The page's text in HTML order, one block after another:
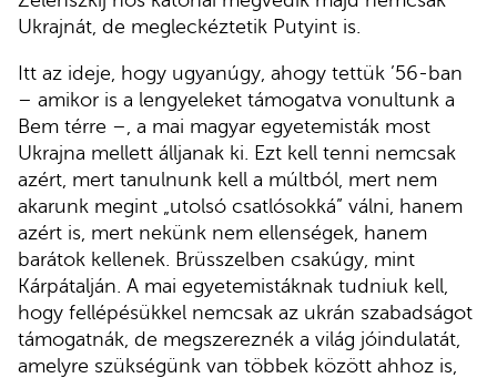
Ukrajnát, de megleckéztetik Putyint is.
Itt az ideje, hogy ugyanúgy, ahogy tettük ’56-ban
– amikor is a lengyeleket támogatva vonultunk a
Bem térre –, a mai magyar egyetemisták most
Ukrajna mellett álljanak ki. Ezt kell tenni nemcsak
azért, mert tanulnunk kell a múltból, mert nem
akarunk megint „utolsó csatlósokká” válni, hanem
azért is, mert nekünk nem ellenségek, hanem
barátok kellenek. Brüsszelben csakúgy, mint
Kárpátalján. A mai egyetemistáknak tudniuk kell,
hogy fellépésükkel nemcsak az ukrán szabadságot
támogatnák, de megszereznék a világ jóindulatát,
amelyre szükségünk van többek között ahhoz is,